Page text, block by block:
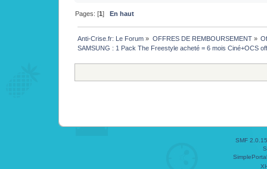
Pages: [1]En haut
Anti-Crise.fr: Le Forum » OFFRES DE REMBOURSEMENT»
SAMSUNG : 1 Pack The Freestyle acheté = 6 mois Ciné+OCS
SMF 2.0.15